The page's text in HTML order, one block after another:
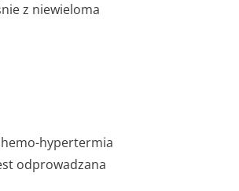
z niewieloma
hypertermia
odprowadzana